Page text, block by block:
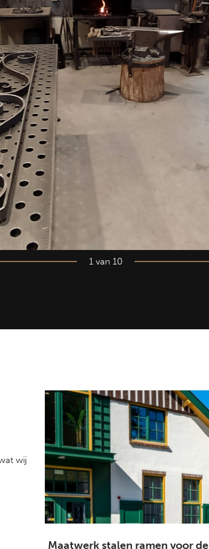
1 van 10
wij
Maatwerk stalen ramen voor